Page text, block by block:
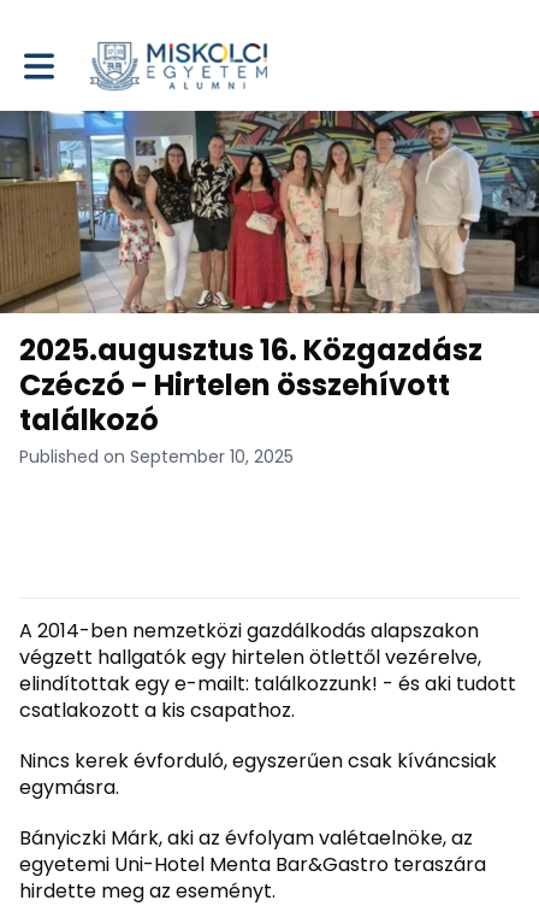
Toggle main navigation
2025.augusztus 16. Közgazdász
Czéczó - Hirtelen összehívott
találkozó
Published on September 10, 2025
A 2014-ben nemzetközi gazdálkodás alapszakon
végzett hallgatók egy hirtelen ötlettől vezérelve,
elindítottak egy e-mailt: találkozzunk! - és aki tudott
csatlakozott a kis csapathoz.
Nincs kerek évforduló, egyszerűen csak kíváncsiak
egymásra.
Bányiczki Márk, aki az évfolyam valétaelnöke, az
egyetemi Uni-Hotel Menta Bar&Gastro teraszára
hirdette meg az eseményt.